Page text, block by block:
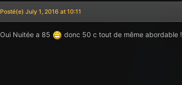
Posté(e) July 1, 2016 at 10:11
Oui Nuitée a 85 donc 50 c tout de même abordable !